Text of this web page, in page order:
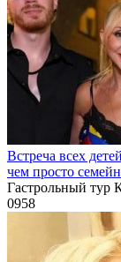
Встреча всех
чем просто
Гастрольный тур
0958